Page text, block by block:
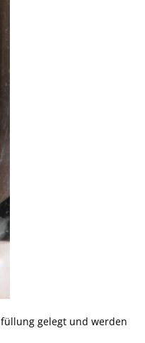
gelegt und werden